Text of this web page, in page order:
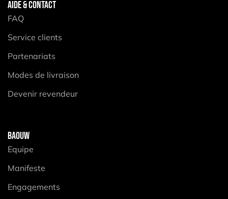
AIDE & CONTACT
FAQ
Service clients
Partenariats
Modes de livraison
Devenir revendeur
BAOUW
Equipe
Manifeste
Engagements